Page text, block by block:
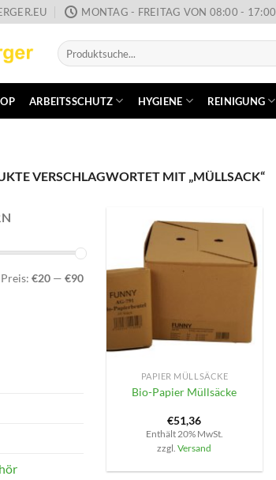
MONTAG - FREITAG VON 08:00 - 17:00
Suche
nach:
ARBEITSSCHUTZ HYGIENE REINIGUNG
VERSCHLAGWORTET MIT „MÜLLSACK“
Preis: €20— €90
+
PAPIER MÜLLSÄCKE
Bio-Papier Müllsäcke
€51,36
Enthält 20% MwSt.
zzgl.Versand